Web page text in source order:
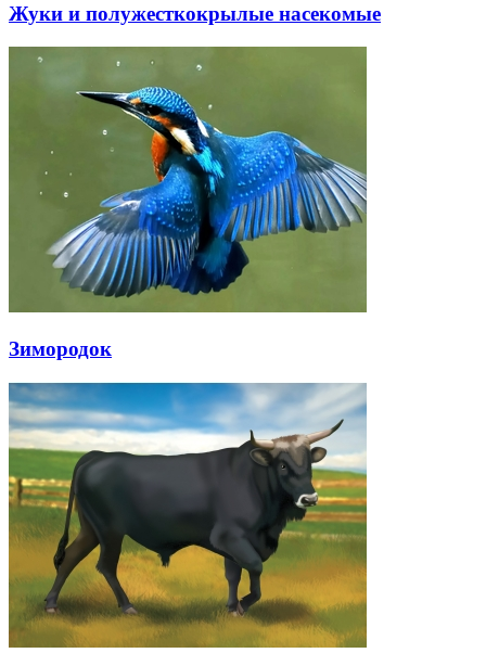
Жуки и полужесткокрылые насекомые
Зимородок